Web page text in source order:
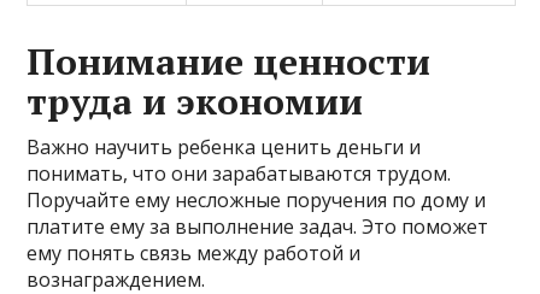
Понимание ценности
труда и экономии
Важно научить ребенка ценить деньги и
понимать, что они зарабатываются трудом.
Поручайте ему несложные поручения по дому и
платите ему за выполнение задач. Это поможет
ему понять связь между работой и
вознаграждением.